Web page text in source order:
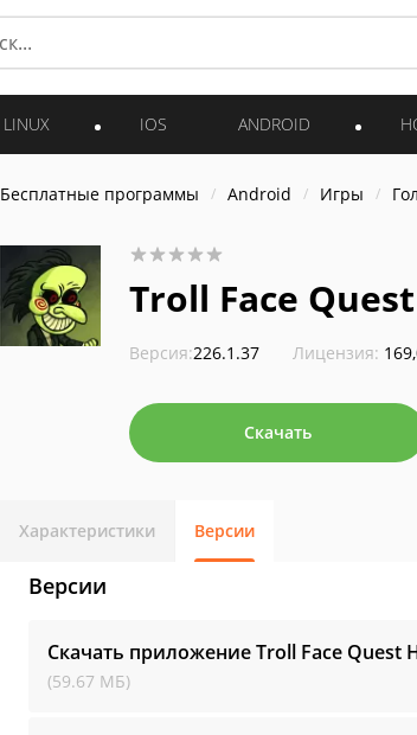
LINUX IOS ANDROID
Бесплатные программы Android Игры
Troll Face
Версия:226.1.37 Лицензия:
Скачать
Характеристики Версии
Версии
Скачать приложение Troll Face Quest
(59.67 МБ)